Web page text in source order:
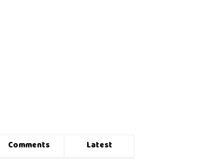
Comments Latest